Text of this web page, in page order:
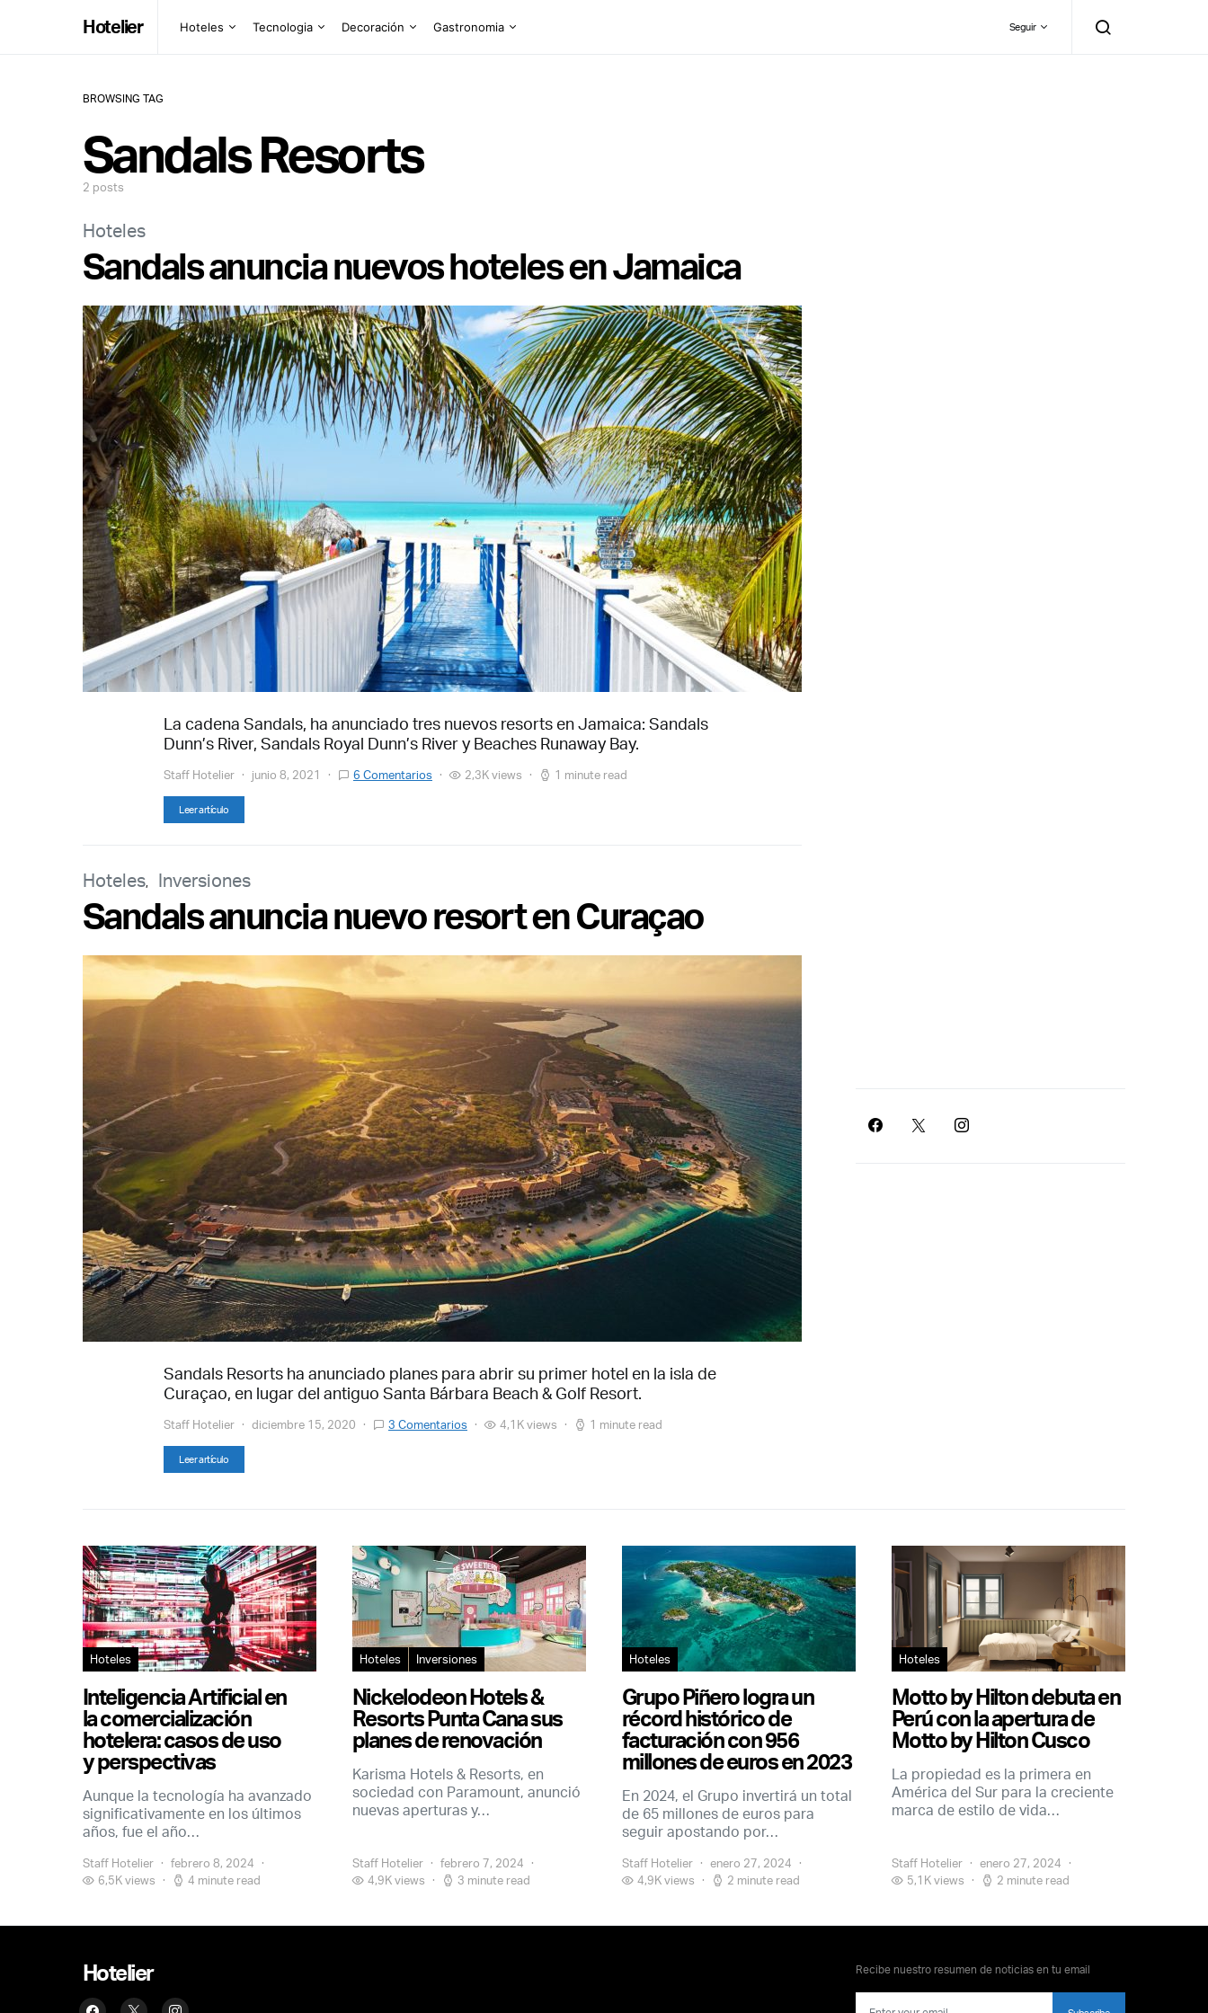
Hotelier Hoteles Tecnologia Decoración Gastronomia Seguir
BROWSING TAG
Sandals Resorts
2 posts
Hoteles
Sandals anuncia nuevos hoteles en Jamaica
La cadena Sandals, ha anunciado tres nuevos resorts en Jamaica: Sandals
Dunn’s River, Sandals Royal Dunn’s River y Beaches Runaway Bay.
Staff Hotelier junio 8, 2021 6 Comentarios 2,3K views 1 minute read
Leer artículo
Hoteles Inversiones
Sandals anuncia nuevo resort en Curaçao
Sandals Resorts ha anunciado planes para abrir su primer hotel en la isla de
Curaçao, en lugar del antiguo Santa Bárbara Beach & Golf Resort.
Staff Hotelier diciembre 15, 2020 3 Comentarios 4,1K views 1 minute read
Leer artículo
Hoteles
Inteligencia Artificial en
la comercialización
hotelera: casos de uso
y perspectivas
Aunque la tecnología ha avanzado
significativamente en los últimos
años, fue el año…
Staff Hotelier
febrero 8, 2024
6,5K views
4 minute read
Hoteles Inversiones
Nickelodeon Hotels &
Resorts Punta Cana sus
planes de renovación
Karisma Hotels & Resorts, en
sociedad con Paramount, anunció
nuevas aperturas y…
Staff Hotelier
febrero 7, 2024
4,9K views
3 minute read
Hoteles
Grupo Piñero logra un
récord histórico de
facturación con 956
millones de euros en 2023
En 2024, el Grupo invertirá un total
de 65 millones de euros para
seguir apostando por…
Staff Hotelier
enero 27, 2024
4,9K views
2 minute read
Hoteles
Motto by Hilton debuta en
Perú con la apertura de
Motto by Hilton Cusco
La propiedad es la primera en
América del Sur para la creciente
marca de estilo de vida…
Staff Hotelier
enero 27, 2024
5,1K views
2 minute read
Recibe nuestro resumen de noticias en tu email
Hotelier